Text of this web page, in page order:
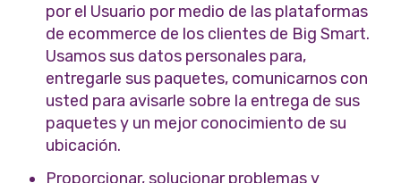
por el Usuario por medio de las plataformas
de ecommerce de los clientes de Big Smart.
Usamos sus datos personales para,
entregarle sus paquetes, comunicarnos con
usted para avisarle sobre la entrega de sus
paquetes y un mejor conocimiento de su
ubicación.
Proporcionar, solucionar problemas y